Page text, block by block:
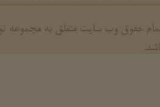
حقوق وب سایت متعلق به مجموعه